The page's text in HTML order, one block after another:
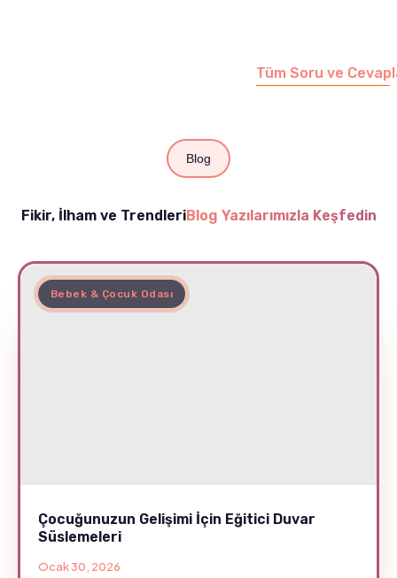
Tüm Soru ve
Blog
Fikir, İlham ve TrendleriBlog Yazılarımızla Keşfedin
Bebek & Çocuk Odası
Çocuğunuzun Gelişimi İçin Eğitici Duvar
Süslemeleri
Ocak 30, 2026